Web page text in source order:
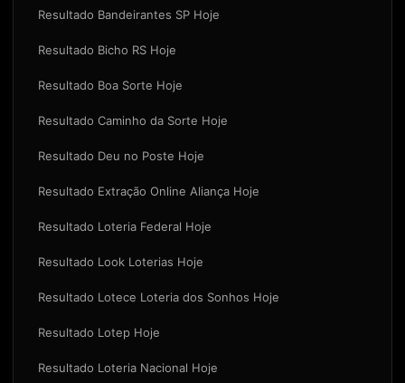
Resultado Bandeirantes SP Hoje
Resultado Bicho RS Hoje
Resultado Boa Sorte Hoje
Resultado Caminho da Sorte Hoje
Resultado Deu no Poste Hoje
Resultado Extração Online Aliança Hoje
Resultado Loteria Federal Hoje
Resultado Look Loterias Hoje
Resultado Lotece Loteria dos Sonhos Hoje
Resultado Lotep Hoje
Resultado Loteria Nacional Hoje